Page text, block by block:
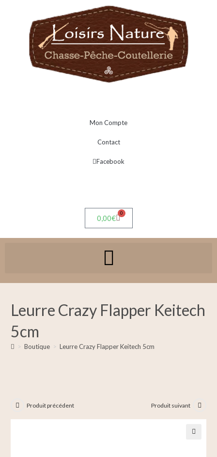
Mon Compte
Contact
Facebook
0,00€
0
Leurre Crazy Flapper Keitech
5cm
> Boutique > Leurre Crazy Flapper Keitech 5cm
Produit précédent Produit suivant